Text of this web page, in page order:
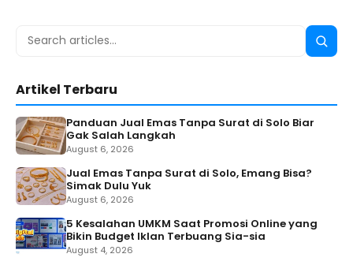
Search
Search
Artikel Terbaru
Panduan Jual Emas Tanpa Surat di Solo Biar
Gak Salah Langkah
August 6, 2026
Jual Emas Tanpa Surat di Solo, Emang Bisa?
Simak Dulu Yuk
August 6, 2026
5 Kesalahan UMKM Saat Promosi Online yang
Bikin Budget Iklan Terbuang Sia-sia
August 4, 2026